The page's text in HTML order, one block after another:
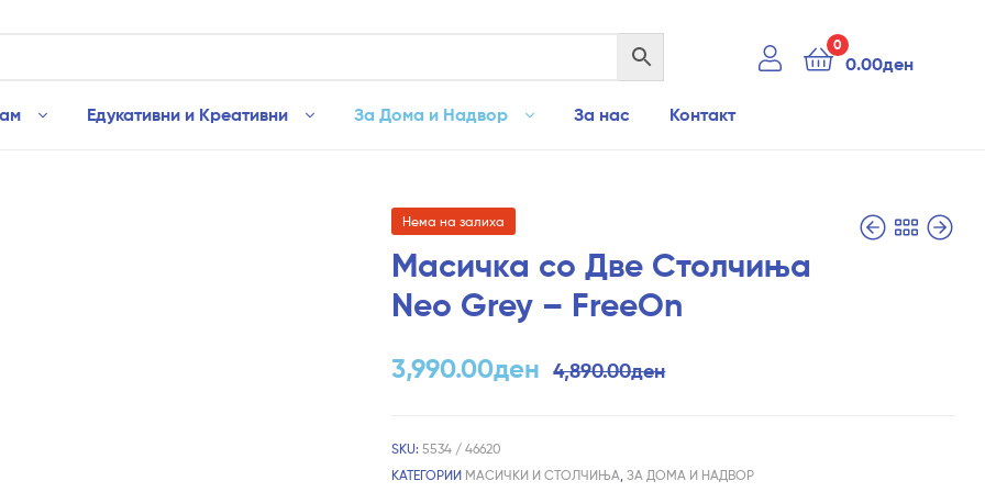
0
0.00ден
Едукативни и Креативни За Дома и Надвор За нас Контакт
Нема на залиха
Масичка со Две Столчиња
Neo Grey – FreeOn
4,890.00ден
3,990.00ден
SKU:5534 / 46620
КАТЕГОРИИ MАСИЧКИ И СТОЛЧИЊА ,ЗА ДОМА И НАДВОР